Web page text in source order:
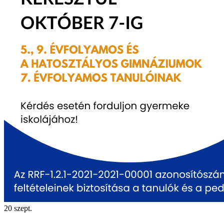
20 szept.